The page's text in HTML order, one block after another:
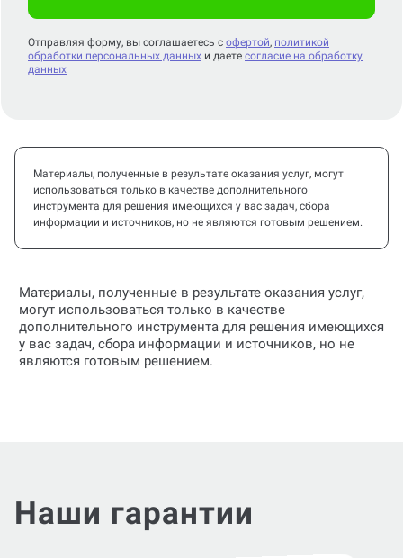
Отправляя форму, вы соглашаетесь с офертой, политикой
обработки персональных данных и даете согласие на обработку
данных
Материалы, полученные в результате оказания услуг, могут
использоваться только в качестве дополнительного
инструмента для решения имеющихся у вас задач, сбора
информации и источников, но не являются готовым решением.
Материалы, полученные в результате оказания услуг,
могут использоваться только в качестве
дополнительного инструмента для решения имеющихся
у вас задач, сбора информации и источников, но не
являются готовым решением.
Наши гарантии